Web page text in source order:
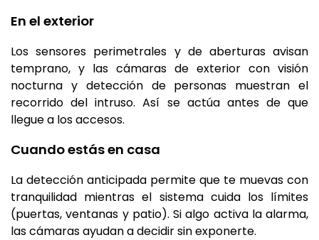
En el exterior
Los sensores perimetrales y de aberturas avisan
temprano, y las cámaras de exterior con visión
nocturna y detección de personas muestran el
recorrido del intruso. Así se actúa antes de que
llegue a los accesos.
Cuando estás en casa
La detección anticipada permite que te muevas con
tranquilidad mientras el sistema cuida los límites
(puertas, ventanas y patio). Si algo activa la alarma,
las cámaras ayudan a decidir sin exponerte.